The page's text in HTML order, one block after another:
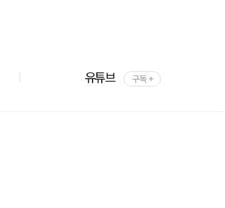
유튜브 구독 +